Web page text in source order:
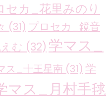
セカ_花里みのり
(31) プロセカ_鏡音
む (32) 学マス_
ス_十王星南 (31) 学
マス_月村手毬